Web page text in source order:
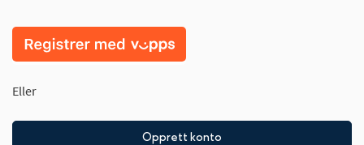
Eller
Opprett konto